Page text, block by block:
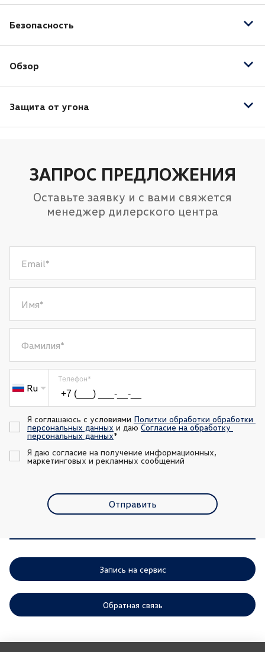
Кожа (Материал салона)
Подогрев передних сидений
Безопасность
Обзор
Датчик дождя
Датчик света
Защита от угона
ЗАПРОС ПРЕДЛОЖЕНИЯ
Оставьте заявку и с вами свяжется
менеджер дилерского центра
Email*
Имя*
Фамилия*
Ru
Телефон*
Я соглашаюсь с условиями Политки обработки обработки
персональных данных и даю Согласие на обработку
персональных данных*
Я даю согласие на получение информационных,
маркетинговых и рекламных сообщений
Отправить
Запись на сервис
Обратная связь